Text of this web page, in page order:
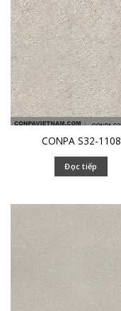
CONPA S32-1108
Đọc tiếp